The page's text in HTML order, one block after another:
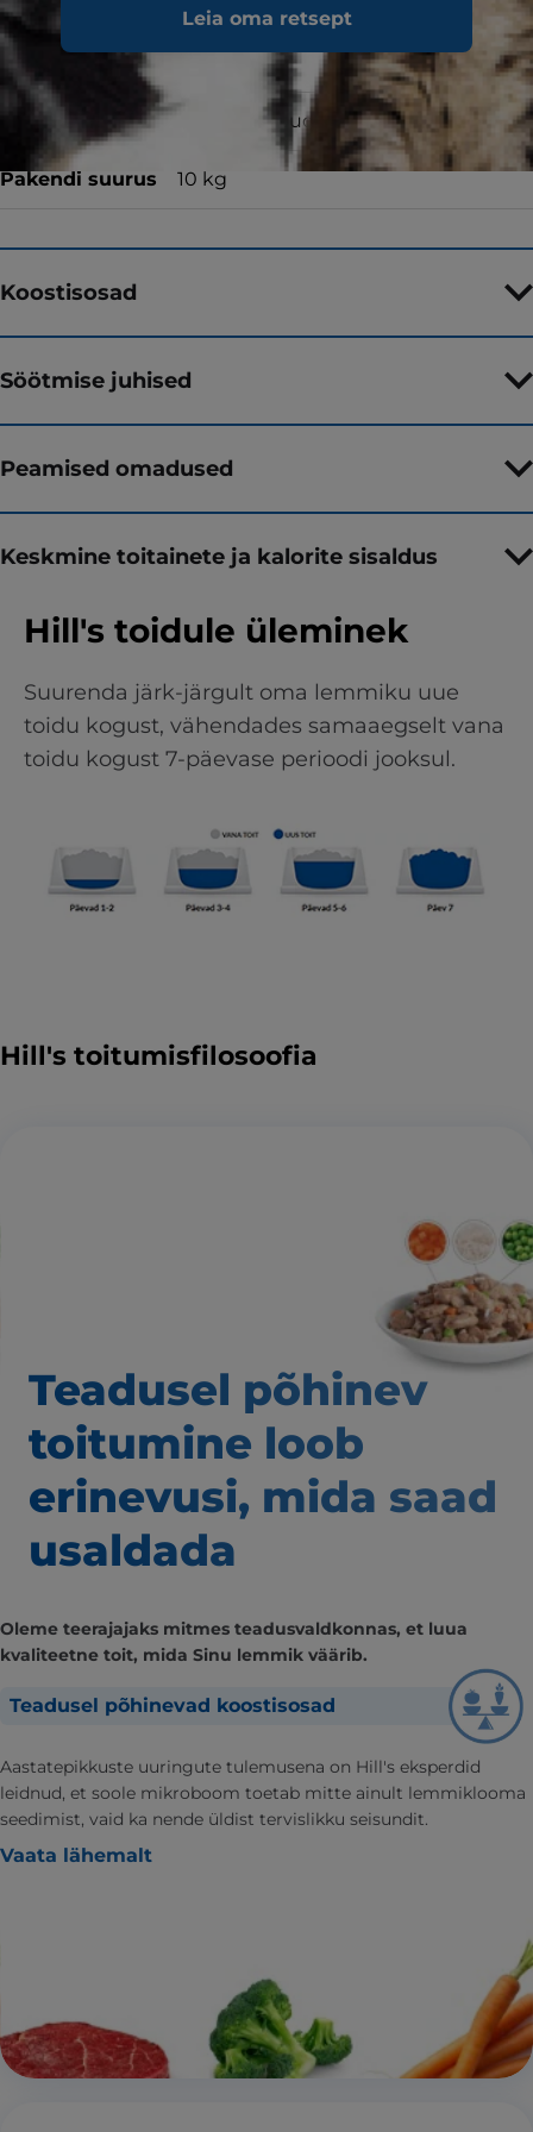
Leia oma retsept
Maitse hüdrolüüsitud sojaga
Pakendi suurus 10 kg
Koostisosad
Söötmise juhised
Peamised omadused
Keskmine toitainete ja kalorite sisaldus
Hill's toidule üleminek
Suurenda järk-järgult oma lemmiku uue
toidu kogust, vähendades samaaegselt vana
toidu kogust 7-päevase perioodi jooksul.
Hill's toitumisfilosoofia
Teadusel põhinev
toitumine loob
erinevusi, mida saad
usaldada
Oleme teerajajaks mitmes teadusvaldkonnas, et luua
kvaliteetne toit, mida Sinu lemmik väärib.
Teadusel põhinevad koostisosad
Aastatepikkuste uuringute tulemusena on Hill's eksperdid
leidnud, et soole mikroboom toetab mitte ainult lemmiklooma
seedimist, vaid ka nende üldist tervislikku seisundit.
Vaata lähemalt